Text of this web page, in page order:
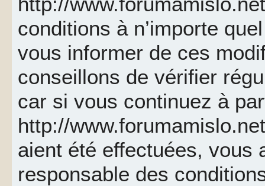
conditions à n’importe
vous informer de ces
conseillons de vérifier
car si vous continuez à
http://
aient été effectuées, vous
responsable des